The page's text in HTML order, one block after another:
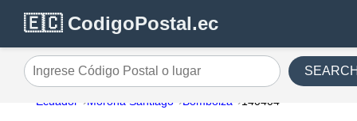
🇪🇨 CodigoPostal.ec
Ingrese Código Postal o lugar
Ecuador Morona Santiago Bomboiza 140404